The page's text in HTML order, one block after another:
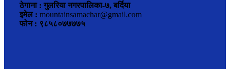
ठेगाना : गुलरिया नगरपालिका-७, बर्दिया
इमेल : mountainsamachar@gmail.com
फोन : ९८५८०७७७७५